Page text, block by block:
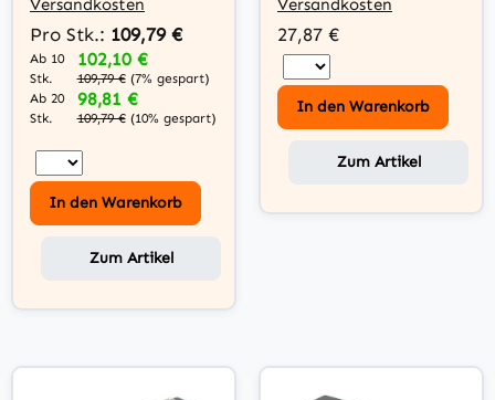
Pro Stk.: 109,79 €
Ab 10
Stk.
102,10 €
109,79 € (7% gespart)
Ab 20
Stk.
98,81 €
109,79 € (10% gespart)
In den Warenkorb
Zum Artikel
27,87 €
In den Warenkorb
Zum Artikel